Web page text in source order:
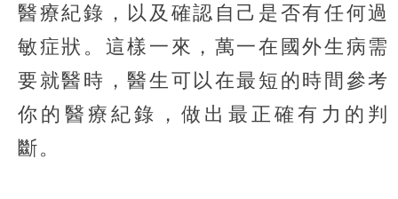
醫療紀錄，以及確認自己是否有任何過
敏症狀。這樣一來，萬一在國外生病需
要就醫時，醫生可以在最短的時間參考
你的醫療紀錄，做出最正確有力的判
斷。